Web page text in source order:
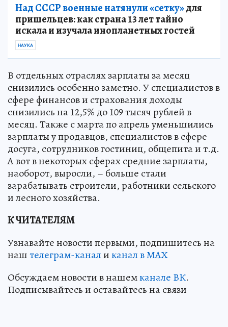
Над СССР военные натянули «сетку»для
пришельцев: как страна 13 лет тайно
искала и изучала инопланетных гостей
НАУКА
В отдельных отраслях зарплаты за месяц
снизились особенно заметно. У специалистов в
сфере финансов и страхования доходы
снизились на 12,5% до 109 тысяч рублей в
месяц. Также с марта по апрель уменьшились
зарплаты у продавцов, специалистов в сфере
досуга, сотрудников гостиниц, общепита и т.д.
А вот в некоторых сферах средние зарплаты,
наоборот, выросли, – больше стали
зарабатывать строители, работники сельского
и лесного хозяйства.
К ЧИТАТЕЛЯМ
Узнавайте новости первыми, подпишитесь на
наштелеграм-каналиканал в МАХ
Обсуждаем новости в нашемканале ВК.
Подписывайтесь и оставайтесь на связи